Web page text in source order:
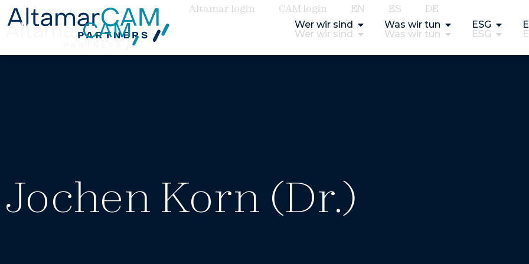
Altamar login CAM login EN ES DE
Wer wir sind Was wir tun ESG
Wer wir sind Was wir tun ESG
Jochen Korn (Dr.)